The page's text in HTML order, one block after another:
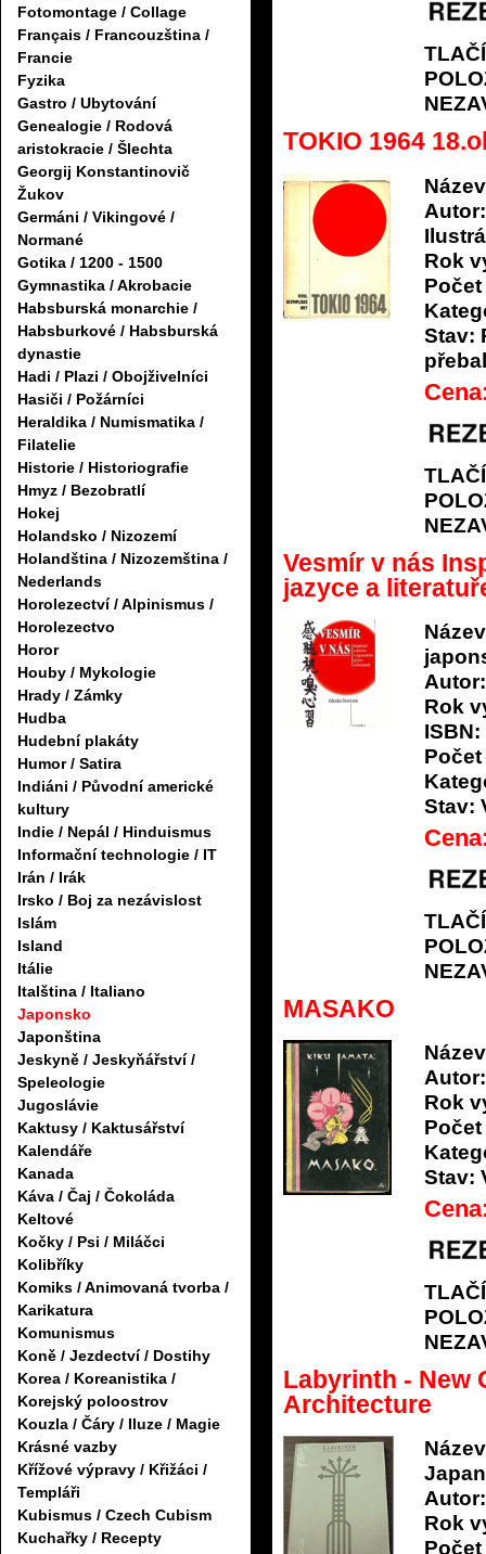
Fotomontage / Collage
Français / Francouzština /
Francie
Fyzika
Gastro / Ubytování
Genealogie / Rodová
aristokracie / Šlechta
Georgij Konstantinovič
Žukov
Germáni / Vikingové /
Normané
Gotika / 1200 - 1500
Gymnastika / Akrobacie
Habsburská monarchie /
Habsburkové / Habsburská
dynastie
Hadi / Plazi / Obojživelníci
Hasiči / Požárníci
Heraldika / Numismatika /
Filatelie
Historie / Historiografie
Hmyz / Bezobratlí
Hokej
Holandsko / Nizozemí
Holandština / Nizozemština /
Nederlands
Horolezectví / Alpinismus /
Horolezectvo
Horor
Houby / Mykologie
Hrady / Zámky
Hudba
Hudební plakáty
Humor / Satira
Indiáni / Původní americké
kultury
Indie / Nepál / Hinduismus
Informační technologie / IT
Irán / Irák
Irsko / Boj za nezávislost
Islám
Island
Itálie
Italština / Italiano
Japonsko
Japonština
Jeskyně / Jeskyňářství /
Speleologie
Jugoslávie
Kaktusy / Kaktusářství
Kalendáře
Kanada
Káva / Čaj / Čokoláda
Keltové
Kočky / Psi / Miláčci
Kolibříky
Komiks / Animovaná tvorba /
Karikatura
Komunismus
Koně / Jezdectví / Dostihy
Korea / Koreanistika /
Korejský poloostrov
Kouzla / Čáry / Iluze / Magie
Krásné vazby
Křížové výpravy / Křižáci /
Templáři
Kubismus / Czech Cubism
Kuchařky / Recepty
TOKIO 1964
Autor:
Rok
Stav:
Vesmír v nás
jazyce a
Autor:
Rok
ISBN:
Stav:
MASAKO
Autor:
Rok
Stav:
Labyrinth - New
Architecture
Autor:
Rok